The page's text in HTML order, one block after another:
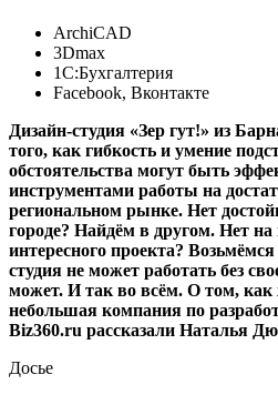
ArchiCAD
3Dmax
1С:Бухгалтерия
Facebook, Вконтакте
Дизайн-студия «Зер гут!» из
того, как гибкость и умение
обстоятельства могут быть
инструментами работы на
региональном рынке. Нет
городе? Найдём в другом. Нет на
интересного проекта?
студия не может работать без
может. И так во всём. О том, как
небольшая компания по
Biz360.ru рассказали Наталья
Досье